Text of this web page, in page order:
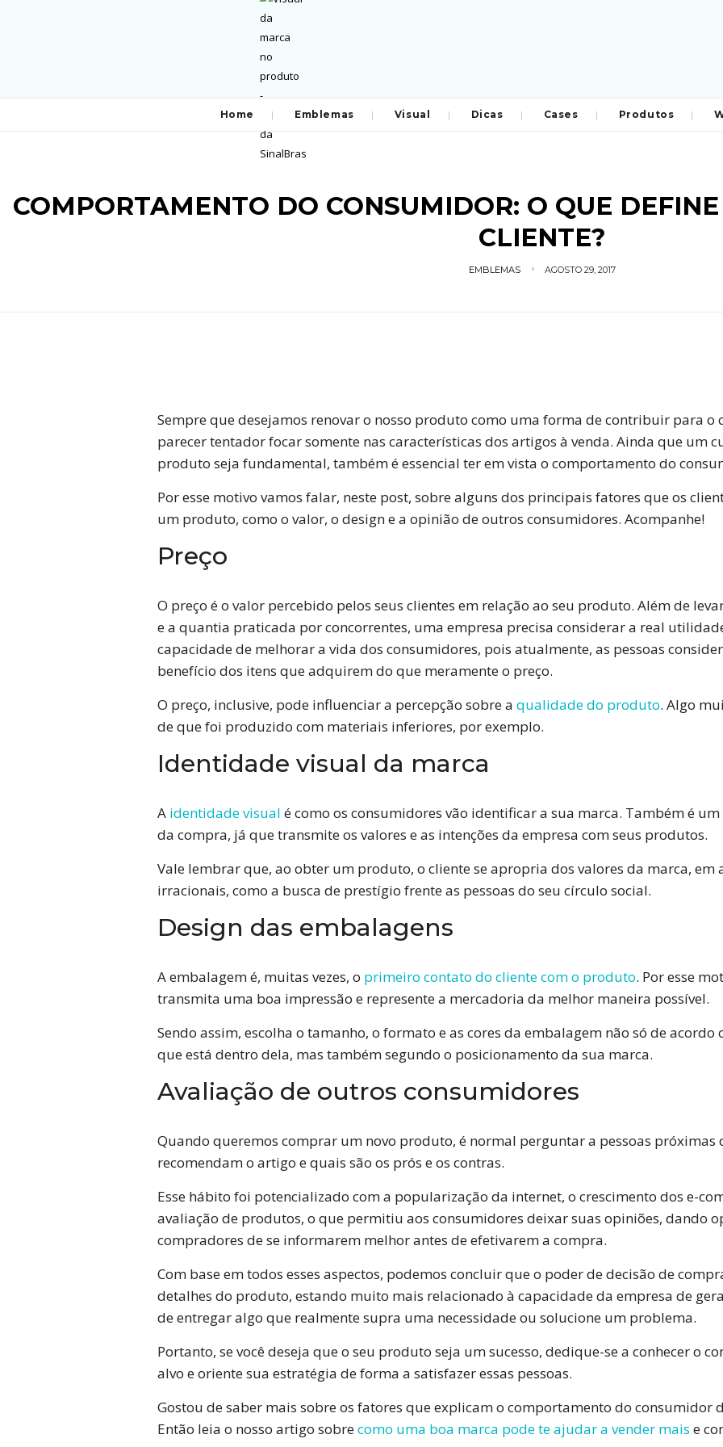
Home Emblemas Visual Dicas Cases Produtos
COMPORTAMENTO DO CONSUMIDOR: O QUE
CLIENTE?
EMBLEMAS AGOSTO 29, 2017
Sempre que desejamos renovar o nosso produto como uma forma de contribuir para o
parecer tentador focar somente nas características dos artigos à venda. Ainda que um
produto seja fundamental, também é essencial ter em vista o comportamento do
Por esse motivo vamos falar, neste post, sobre alguns dos principais fatores que os
um produto, como o valor, o design e a opinião de outros consumidores. Acompanhe!
Preço
O preço é o valor percebido pelos seus clientes em relação ao seu produto. Além de
e a quantia praticada por concorrentes, uma empresa precisa considerar a real
capacidade de melhorar a vida dos consumidores, pois atualmente, as pessoas
benefício dos itens que adquirem do que meramente o preço.
O preço, inclusive, pode influenciar a percepção sobre a qualidade do produto. Algo
de que foi produzido com materiais inferiores, por exemplo.
Identidade visual da marca
A identidade visual é como os consumidores vão identificar a sua marca. Também é
da compra, já que transmite os valores e as intenções da empresa com seus produtos.
Vale lembrar que, ao obter um produto, o cliente se apropria dos valores da marca, em
irracionais, como a busca de prestígio frente as pessoas do seu círculo social.
Design das embalagens
A embalagem é, muitas vezes, o primeiro contato do cliente com o produto. Por esse
transmita uma boa impressão e represente a mercadoria da melhor maneira possível.
Sendo assim, escolha o tamanho, o formato e as cores da embalagem não só de
que está dentro dela, mas também segundo o posicionamento da sua marca.
Avaliação de outros consumidores
Quando queremos comprar um novo produto, é normal perguntar a pessoas próximas
recomendam o artigo e quais são os prós e os contras.
Esse hábito foi potencializado com a popularização da internet, o crescimento dos e-
avaliação de produtos, o que permitiu aos consumidores deixar suas opiniões, dando
compradores de se informarem melhor antes de efetivarem a compra.
Com base em todos esses aspectos, podemos concluir que o poder de decisão de
detalhes do produto, estando muito mais relacionado à capacidade da empresa de
de entregar algo que realmente supra uma necessidade ou solucione um problema.
Portanto, se você deseja que o seu produto seja um sucesso, dedique-se a conhecer o
alvo e oriente sua estratégia de forma a satisfazer essas pessoas.
Gostou de saber mais sobre os fatores que explicam o comportamento do consumidor
Então leia o nosso artigo sobrecomo uma boa marca pode te ajudar a vender mais e